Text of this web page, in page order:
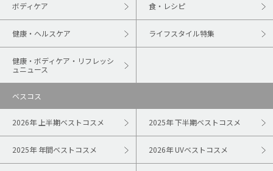
ボディケア 食・レシピ
健康・ヘルスケア ライフスタイル特集
健康・ボディケア・リフレッシ
ュニュース
ベスコス
2026年 上半期ベストコスメ 2025年 下半期ベストコスメ
2025年 年間ベストコスメ 2026年 UVベストコスメ